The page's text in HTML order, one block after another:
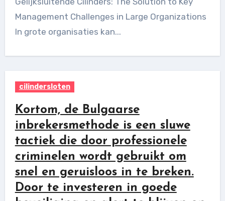
Management Challenges in Large Organizations
In grote organisaties kan...
cilindersloten
Kortom, de Bulgaarse
inbrekersmethode is een sluwe
tactiek die door professionele
criminelen wordt gebruikt om
snel en geruisloos in te breken.
Door te investeren in goede